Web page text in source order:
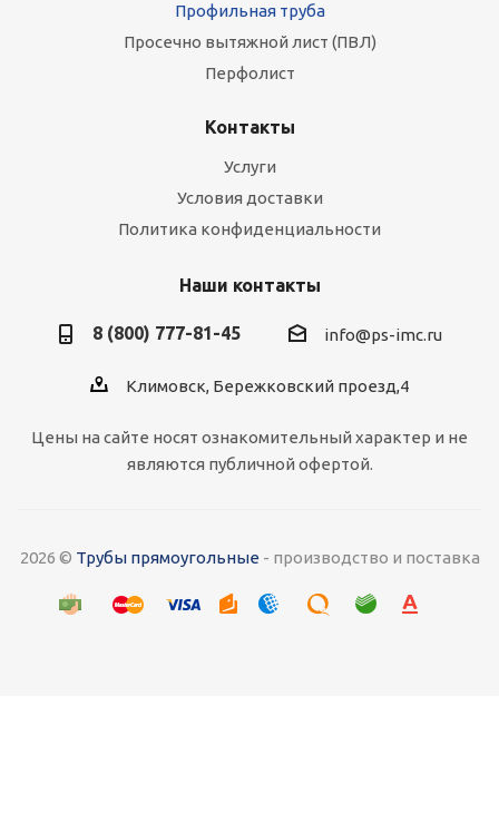
Профильная труба
Просечно вытяжной лист (ПВЛ)
Перфолист
Контакты
Услуги
Условия доставки
Политика конфиденциальности
Наши контакты
8 (800) 777-81-45 info@ps-imc.ru
Климовск, Бережковский проезд,4
Цены на сайте носят ознакомительный характер и не
являются публичной офертой.
2026 © Трубы прямоугольные - производство и поставка